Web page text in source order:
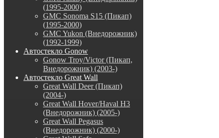
(1995-2000)
GMC Sonoma S15 (Пикап)
(1995-2000)
GMC Yukon (Внедорожник)
(1992-1999)
Автостекло Gonow
Gonow Troy/Victor (Пикап,
Внедорожник) (2003-)
Автостекло Great Wall
Great Wall Deer (Пикап)
(2004-)
Great Wall Hover/Haval H3
(Внедорожник) (2005-)
Great Wall Pegasus
(Внедорожник) (2000-)